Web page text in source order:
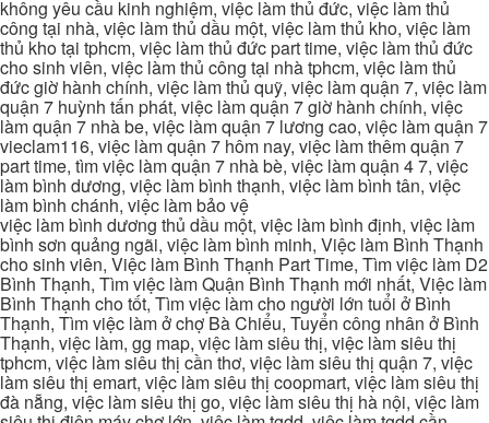
không yêu cầu kinh nghiệm, việc làm thủ đức, việc làm thủ
công tại nhà, việc làm thủ dầu một, việc làm thủ kho, việc làm
thủ kho tại tphcm, việc làm thủ đức part time, việc làm thủ đức
cho sinh viên, việc làm thủ công tại nhà tphcm, việc làm thủ
đức giờ hành chính, việc làm thủ quỹ, việc làm quận 7, việc làm
quận 7 huỳnh tấn phát, việc làm quận 7 giờ hành chính, việc
làm quận 7 nhà be, việc làm quận 7 lương cao, việc làm quận 7
vieclam116, việc làm quận 7 hôm nay, việc làm thêm quận 7
part time, tìm việc làm quận 7 nhà bè, việc làm quận 4 7, việc
làm bình dương, việc làm bình thạnh, việc làm bình tân, việc
làm bình chánh, việc làm bảo vệ
việc làm bình dương thủ dầu một, việc làm bình định, việc làm
bình sơn quảng ngãi, việc làm bình minh, Việc làm Bình Thạnh
cho sinh viên, Việc làm Bình Thạnh Part Time, Tìm việc làm D2
Bình Thạnh, Tìm việc làm Quận Bình Thạnh mới nhất, Việc làm
Bình Thạnh cho tốt, Tìm việc làm cho người lớn tuổi ở Bình
Thạnh, Tìm việc làm ở chợ Bà Chiểu, Tuyển công nhân ở Bình
Thạnh, việc làm, gg map, việc làm siêu thị, việc làm siêu thị
tphcm, việc làm siêu thị cần thơ, việc làm siêu thị quận 7, việc
làm siêu thị emart, việc làm siêu thị coopmart, việc làm siêu thị
đà nẵng, việc làm siêu thị go, việc làm siêu thị hà nội, việc làm